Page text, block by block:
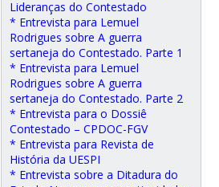
Lideranças do Contestado
* Entrevista para Lemuel
Rodrigues sobre A guerra
sertaneja do Contestado. Parte 1
* Entrevista para Lemuel
Rodrigues sobre A guerra
sertaneja do Contestado. Parte 2
* Entrevista para o Dossiê
Contestado – CPDOC-FGV
* Entrevista para Revista de
História da UESPI
* Entrevista sobre a Ditadura do